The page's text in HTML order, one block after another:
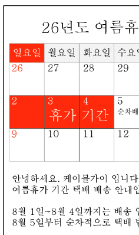
회원가입
카테고리▼